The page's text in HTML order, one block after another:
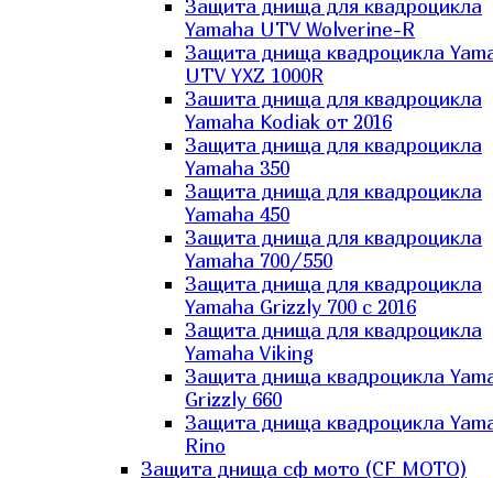
Защита днища для квадроцикла
Yamaha UTV Wolverine-R
Защита днища квадроцикла
UTV YXZ 1000R
Зашита днища для квадроцикла
Yamaha Kodiak от 2016
Защита днища для квадроцикла
Yamaha 350
Защита днища для квадроцикла
Yamaha 450
Защита днища для квадроцикла
Yamaha 700/550
Защита днища для квадроцикла
Yamaha Grizzly 700 с 2016
Защита днища для квадроцикла
Yamaha Viking
Защита днища квадроцикла
Grizzly 660
Защита днища квадроцикла
Rino
Защита днища сф мото (CF MOTO)